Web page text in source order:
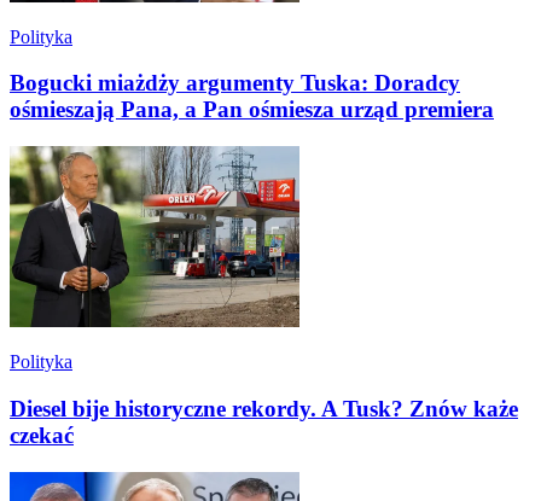
Polityka
Bogucki miażdży argumenty Tuska: Doradcy
ośmieszają Pana, a Pan ośmiesza urząd premiera
Polityka
Diesel bije historyczne rekordy. A Tusk? Znów każe
czekać